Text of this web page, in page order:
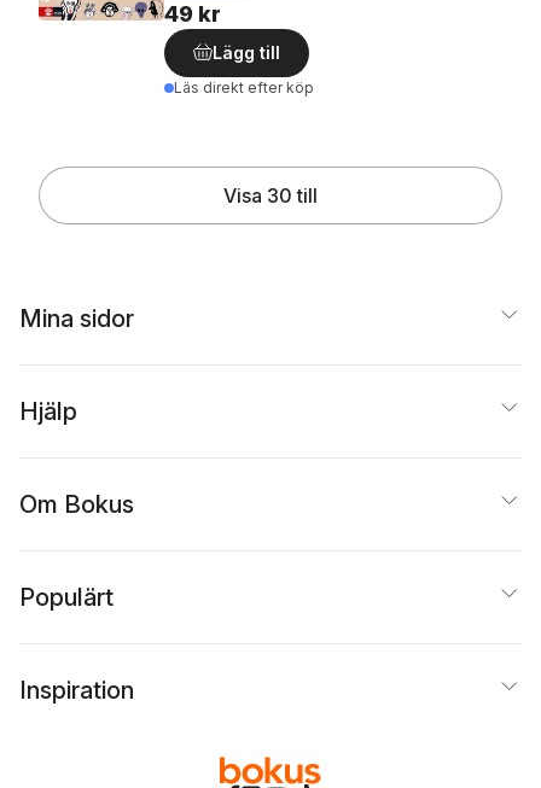
49 kr
Lägg till
Läs direkt efter köp
Visa 30 till
Mina sidor
Hjälp
Om Bokus
Populärt
Inspiration